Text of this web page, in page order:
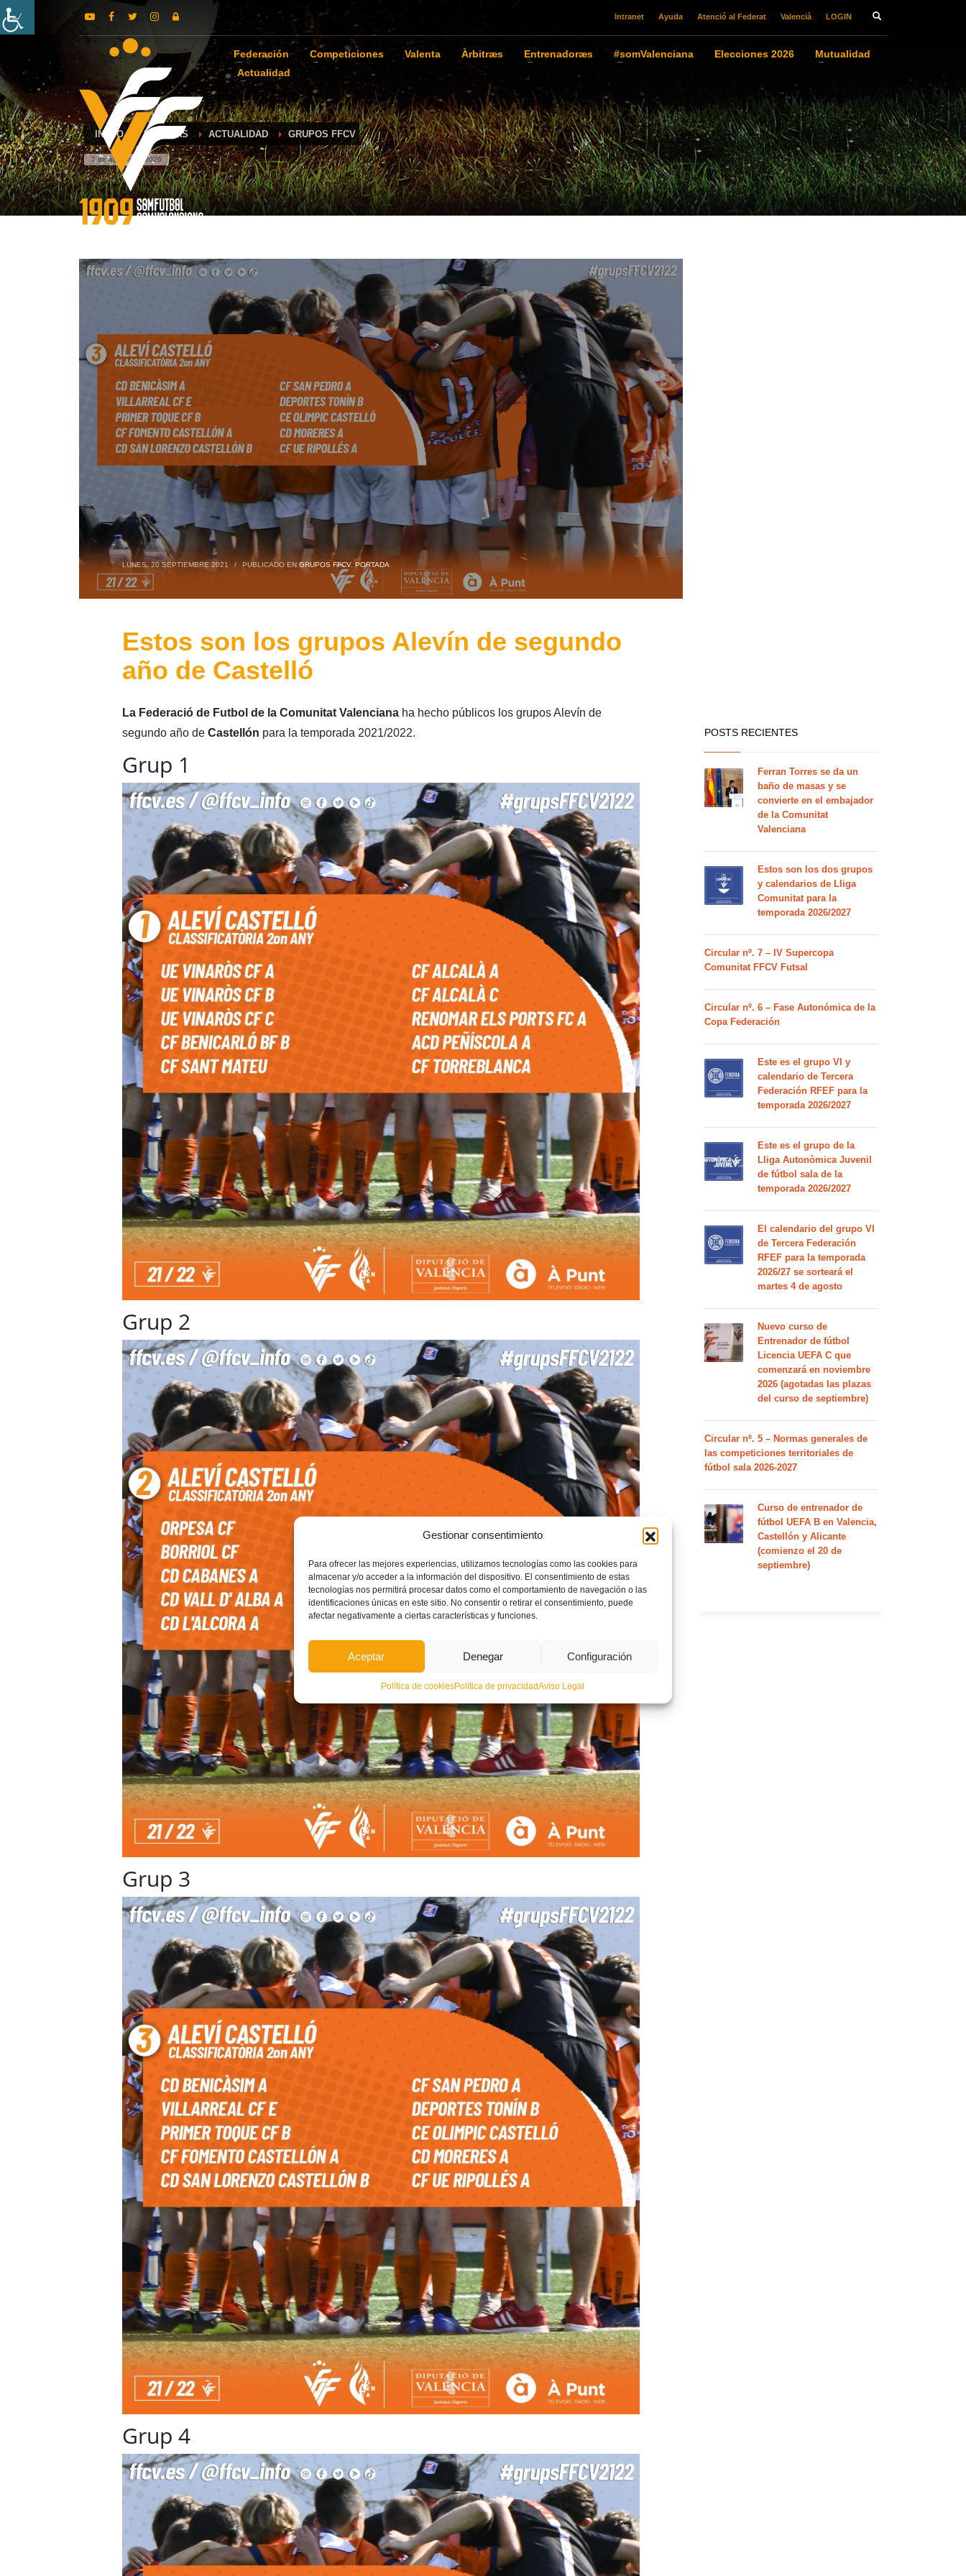
Gestionar consentimiento
Para ofrecer las mejores experiencias, utilizamos tecnologías como las cookies para
almacenar y/o acceder a la información del dispositivo. El consentimiento de estas
tecnologías nos permitirá procesar datos como el comportamiento de navegación o las
identificaciones únicas en este sitio. No consentir o retirar el consentimiento, puede
afectar negativamente a ciertas características y funciones.
Aceptar Denegar Configuración
Política de cookiesPolítica de privacidadAviso Legal
Intranet Ayuda Atenció al Federat Valencià LOGIN
Federación Competiciones Valenta Àrbitræs Entrenadoræs #somValenciana Elecciones 2026
Mutualidad
Actualidad
INICIO NOTICIAS ACTUALIDAD GRUPOS FFCV
7 de agosto de 2026
LUNES, 20 SEPTIEMBRE 2021 / PUBLICADO EN GRUPOS FFCV,PORTADA
Estos son los grupos Alevín de segundo
año de Castelló
La Federació de Futbol de la Comunitat Valencianaha hecho públicos los grupos Alevín de
segundo año de Castellón para la temporada 2021/2022.
Grup 1
Grup 2
Grup 3
Grup 4
POSTS RECIENTES
Ferran Torres se da un
baño de masas y se
convierte en el embajador
de la Comunitat
Valenciana
Estos son los dos grupos
y calendarios de Lliga
Comunitat para la
temporada 2026/2027
Circular nº. 7 – IV Supercopa
Comunitat FFCV Futsal
Circular nº. 6 – Fase Autonómica de la
Copa Federación
Este es el grupo VI y
calendario de Tercera
Federación RFEF para la
temporada 2026/2027
Este es el grupo de la
Lliga Autonòmica Juvenil
de fútbol sala de la
temporada 2026/2027
El calendario del grupo VI
de Tercera Federación
RFEF para la temporada
2026/27 se sorteará el
martes 4 de agosto
Nuevo curso de
Entrenador de fútbol
Licencia UEFA C que
comenzará en noviembre
2026 (agotadas las plazas
del curso de septiembre)
Circular nº. 5 – Normas generales de
las competiciones territoriales de
fútbol sala 2026-2027
Curso de entrenador de
fútbol UEFA B en Valencia,
Castellón y Alicante
(comienzo el 20 de
septiembre)